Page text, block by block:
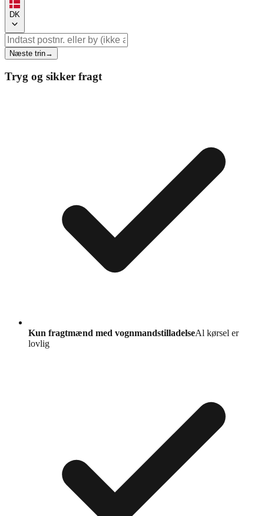
DK
Næste trin→
Tryg og sikker fragt
Kun fragtmænd med vognmandstilladelseAl kørsel er
lovlig